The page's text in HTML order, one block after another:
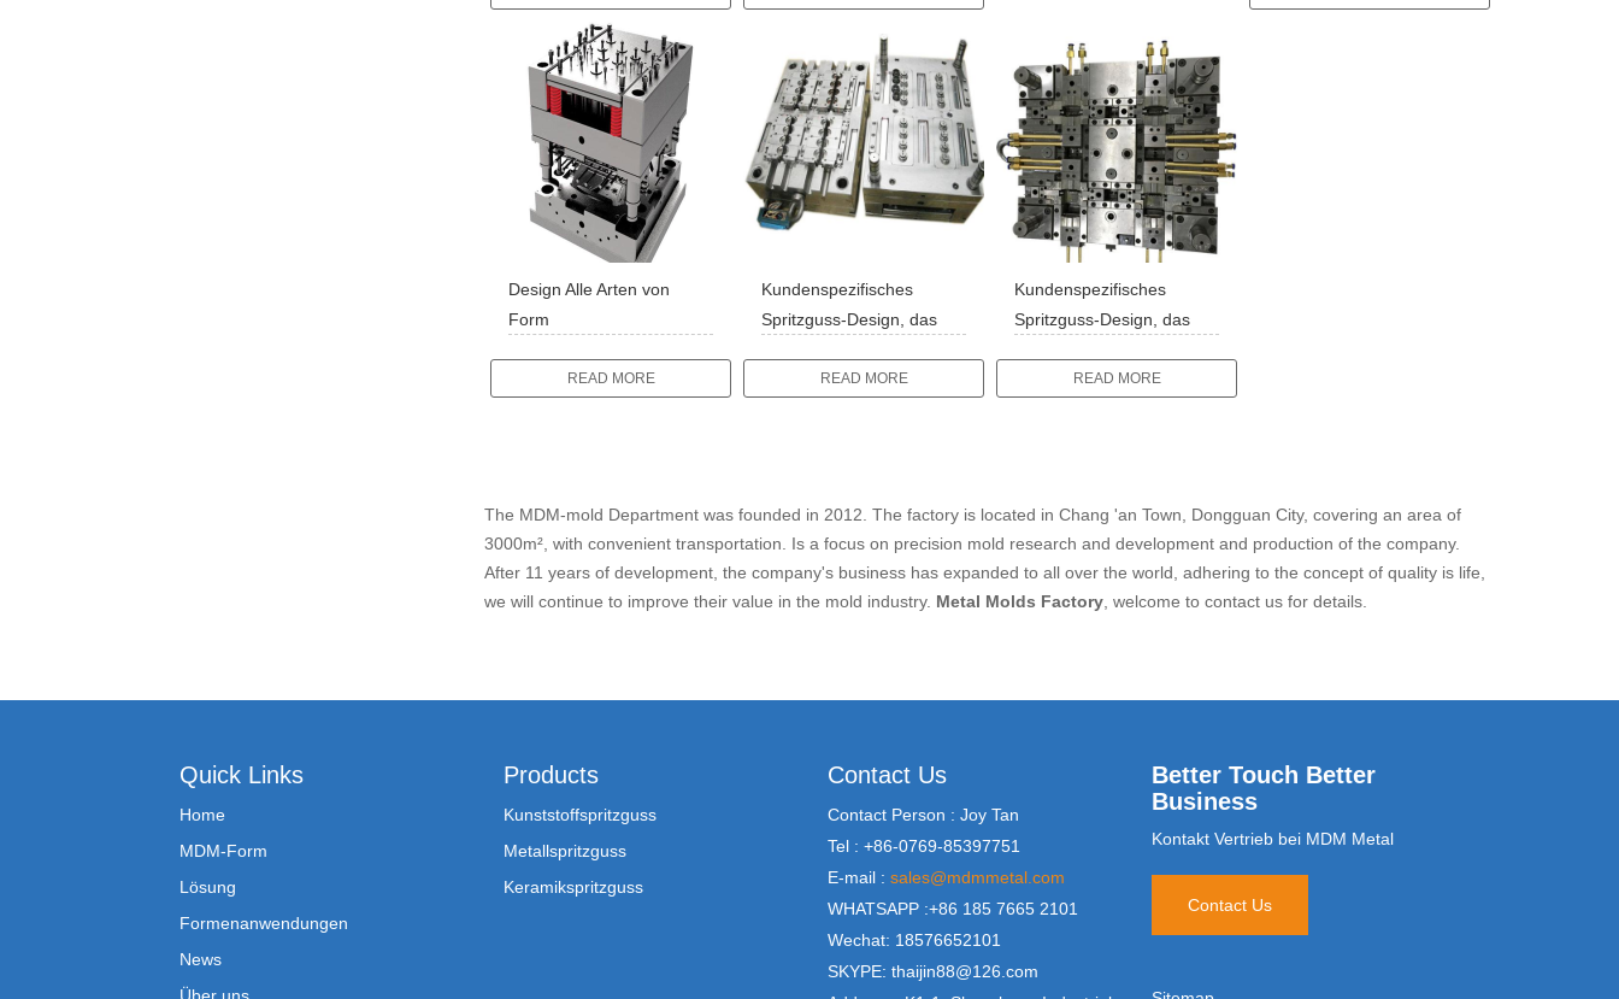
Design Alle Arten von
Form
READ MORE
Kundenspezifisches
Spritzguss-Design, das
READ MORE
Kundenspezifisches
Spritzguss-Design, das
READ MORE
The MDM-mold Department was founded in 2012. The factory is located in Chang 'an Town, Dongguan City, covering an area of
3000m², with convenient transportation. Is a focus on precision mold research and development and production of the company.
After 11 years of development, the company's business has expanded to all over the world, adhering to the concept of quality is life,
we will continue to improve their value in the mold industry. Metal Molds Factory , welcome to contact us for details.
Quick Links
Home
MDM-Form
Lösung
Formenanwendungen
News
Über uns
Products
Kunststoffspritzguss
Metallspritzguss
Keramikspritzguss
Contact Us
Contact Person : Joy Tan
Tel : +86-0769-85397751
E-mail : sales@mdmmetal.com
WHATSAPP :+86 185 7665 2101
Wechat: 18576652101
SKYPE: thaijin88@126.com
Better Touch Better
Business
Kontakt Vertrieb bei MDM Metal
Contact Us